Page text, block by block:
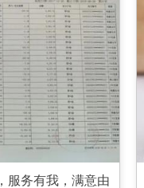
服务有我，满意由